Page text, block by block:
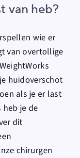
van heb?
wie er
van overtollige
huidoverschot
als je er last
je de
dit
chirurgen